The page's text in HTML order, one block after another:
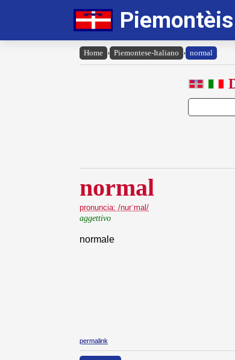
Piemontèis
Home › Piemontese-Italiano › normal
normal
pronuncia: /nurˈmal/
aggettivo
normale
permalink